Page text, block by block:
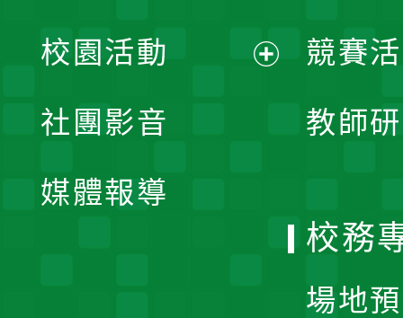
競賽
教師
開
校園活動
社團影音
媒體報導
校務
場地